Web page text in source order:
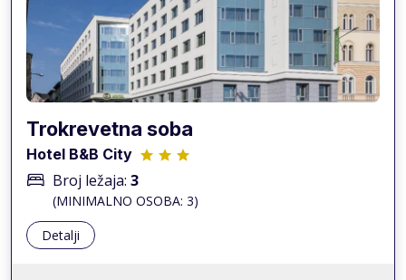
Trokrevetna soba
Hotel B&B City
Broj ležaja: 3
(MINIMALNO OSOBA: 3)
Detalji